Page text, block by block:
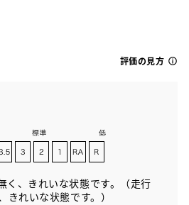
評価の見方
く、きれいな状態です。（走行
きれいな状態です。）